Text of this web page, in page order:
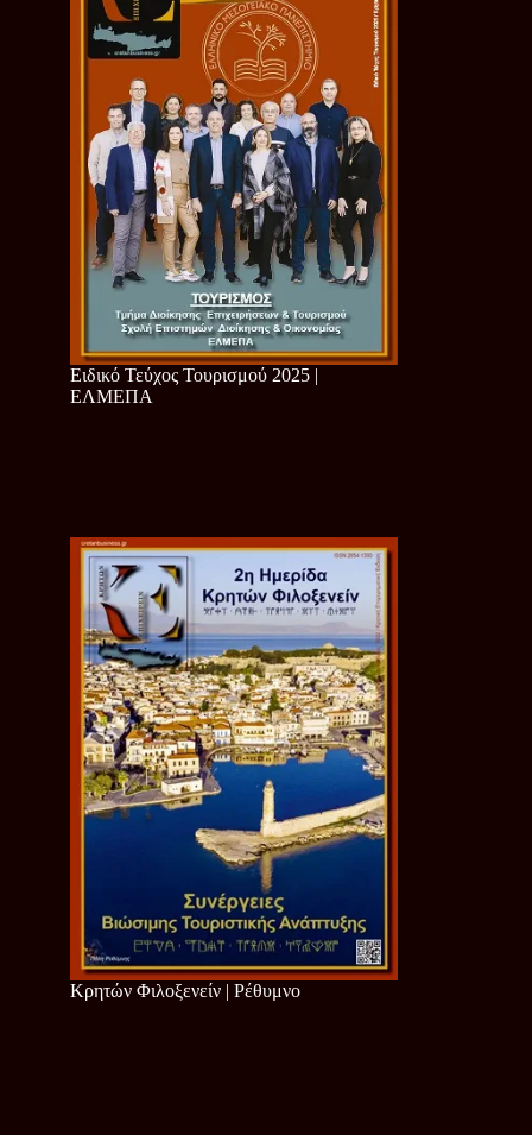
Ειδικό Τεύχος Τουρισμού 2025 |
ΕΛΜΕΠΑ
Κρητών Φιλοξενείν | Ρέθυμνο